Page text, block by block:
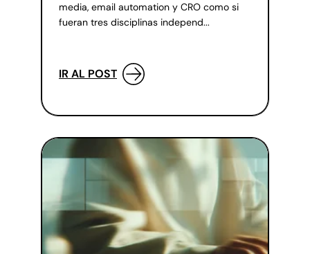
media, email automation y CRO como si
fueran tres disciplinas independ...
IR AL POST